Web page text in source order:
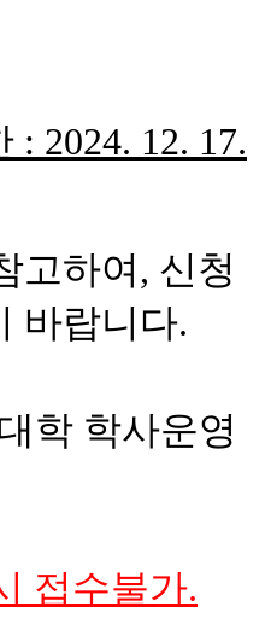
2024. 12. 17.
고하여, 신청
바랍니다.
학 학사운영
접수불가.